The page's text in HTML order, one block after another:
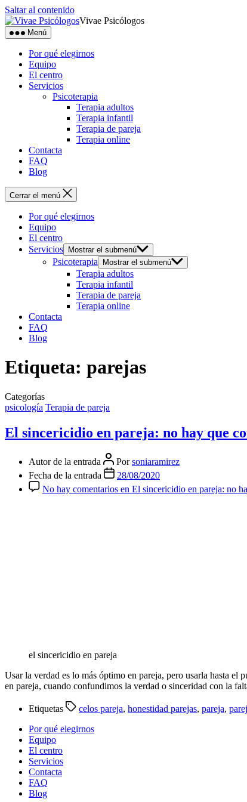
Saltar al contenido
Vivae Psicólogos
Menú
Por qué elegirnos
Equipo
El centro
Servicios
Psicoterapia
Terapia adultos
Terapia infantil
Terapia de pareja
Terapia online
Contacta
FAQ
Blog
Cerrar el menú
Por qué elegirnos
Equipo
El centro
Servicios
Mostrar el submenú
Psicoterapia Mostrar el submenú
Terapia adultos
Terapia infantil
Terapia de pareja
Terapia online
Contacta
FAQ
Blog
Etiqueta: parejas
Categorías
psicología Terapia de pareja
El sincericidio en pareja: no hay que
Autor de la entrada Porsoniaramirez
Fecha de la entrada
28/08/2020
No hay comentarios en El sincericidio en pareja: no
el sincericidio en pareja
Usar la verdad es lo más óptimo en pareja, pero usarla hasta el
en pareja, cuando confundimos la verdad o sinceridad con la
Etiquetas celos pareja, honestidad parejas, pareja,
Por qué elegirnos
Equipo
El centro
Servicios
Contacta
FAQ
Blog